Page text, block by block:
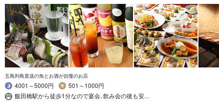
五島列島直送の魚とお酒が自慢のお店
4001～5000円
501～1000円
飯田橋駅から徒歩1分なので宴会､飲み会の後も安…